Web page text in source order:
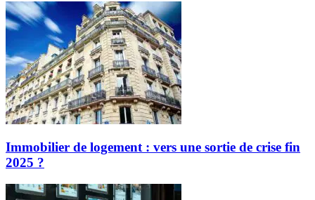
Immobilier de logement : vers une sortie de crise fin
2025 ?